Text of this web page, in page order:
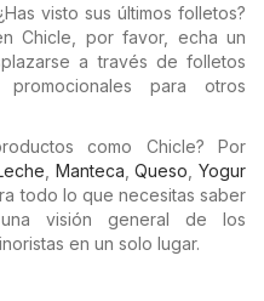
visto sus últimos folletos?
Chicle, por favor, echa un
a través de folletos
para otros
como Chicle? Por
Manteca ,Queso ,Yogur
todo lo que necesitas saber
visión general de los
en un solo lugar.